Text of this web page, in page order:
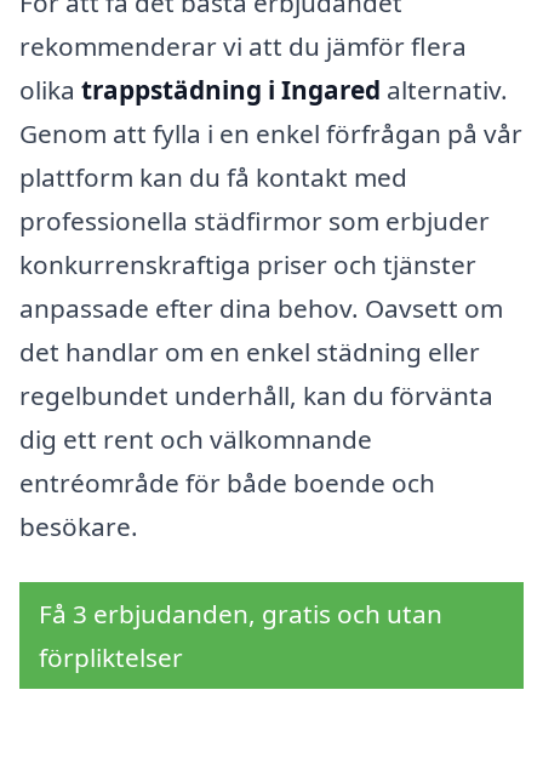
rekommenderar vi att du jämför flera
olika trappstädning i Ingared alternativ.
Genom att fylla i en enkel förfrågan på vår
plattform kan du få kontakt med
professionella städfirmor som erbjuder
konkurrenskraftiga priser och tjänster
anpassade efter dina behov. Oavsett om
det handlar om en enkel städning eller
regelbundet underhåll, kan du förvänta
dig ett rent och välkomnande
entréområde för både boende och
besökare.
Få 3 erbjudanden, gratis och utan
förpliktelser